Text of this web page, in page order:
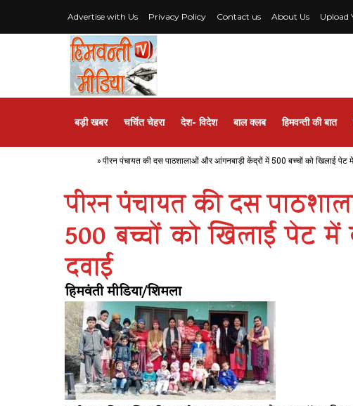
Advertise with Us Privacy Policy Contact us About Us Upload
बड़ी खबर चर्चित चेहरा देश- विदेश बाल क्लब हिमवन्ती की बात
» पीरन पंचायत की दस पाठशालाओं और आंगनबाड़ी केंद्रों में 500 बच्चों को खिलाई पेट
पीरन पंचायत की दस
500 बच्चों को खिलाई पेट
दवाई
हिमवंती मीडिया/शिमला